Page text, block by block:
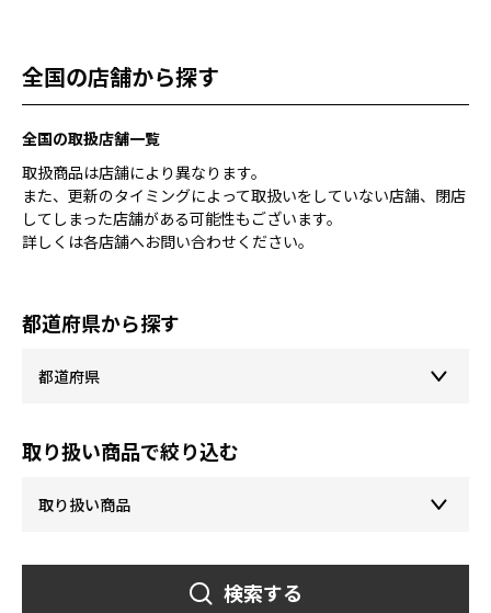
全国の店舗から探す
全国の取扱店舗一覧
取扱商品は店舗により異なります。
また、更新のタイミングによって取扱いをしていない店舗、閉店
してしまった店舗がある可能性もございます。
詳しくは各店舗へお問い合わせください。
都道府県から探す
取り扱い商品で絞り込む
検索する